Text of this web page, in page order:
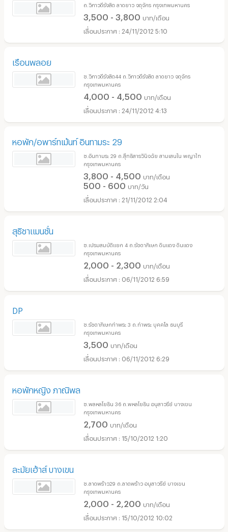
ถ.วิภาวดีรังสิต ลาดยาว จตุจักร กรุงเทพมหานคร
3,500 - 3,800 บาท/เดือน
24/11/2012 5:10
เรือนพลอย
ซ.วิภาวดีรังสิต44 ถ.วิภาวดีรังสิต ลาดยาว จตุจักร
กรุงเทพมหานคร
4,000 - 4,500 บาท/เดือน
24/11/2012 4:13
หอพัก/อพาร์ทเม้นท์ อินทามระ 29
ซ.อินทามระ 29 ถ.สุืทธิสารวินิจฉัย สามเสนใน พญาไท
กรุงเทพมหานคร
3,800 - 4,500 บาท/เดือน
500 - 600 บาท/วัน
21/11/2012 2:04
สุธิชาแมนชั่น
ซ.เปรมสมบัติแยก 4 ถ.รัชดาภิเษก ดินแดง ดินแดง
กรุงเทพมหานคร
2,000 - 2,300 บาท/เดือน
06/11/2012 6:59
DP
ซ.รัชดาภิเษกท่าพระ 3 ถ.ท่าพระ บุคคโล ธนบุรี
กรุงเทพมหานคร
3,500 บาท/เดือน
06/11/2012 6:29
หอพักหญิง ภาณิพล
ซ.พลหลโยธิน 36 ถ.พหลโยธิน อนุสาวรีย์ บางเขน
กรุงเทพมหานคร
2,700 บาท/เดือน
15/10/2012 1:20
ละมัยเฮ้าส์ บางเขน
ซ.ลาดพร้าว29 ถ.ลาดพร้าว อนุสาวรีย์ บางเขน
กรุงเทพมหานคร
2,000 - 2,200 บาท/เดือน
15/10/2012 10:02